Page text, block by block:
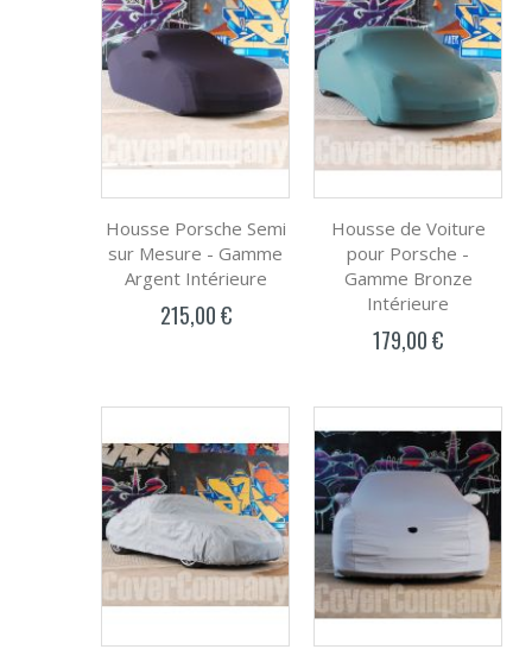
Housse Porsche Semi
sur Mesure - Gamme
Argent Intérieure
215,00 €
Housse de Voiture
pour Porsche -
Gamme Bronze
Intérieure
179,00 €